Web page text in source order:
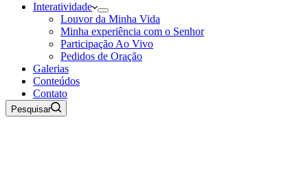
Interatividade
Louvor da Minha Vida
Minha experiência com o Senhor
Participação Ao Vivo
Pedidos de Oração
Galerias
Conteúdos
Contato
Pesquisar